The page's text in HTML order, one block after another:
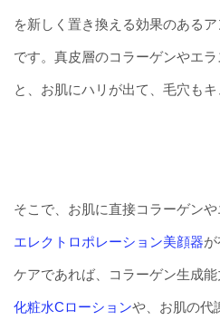
を新しく置き換える効果のある
です。真皮層のコラーゲンやエ
と、お肌にハリが出て、毛穴もキ
そこで、お肌に直接コラーゲンや
エレクトロポレーション美顔器
ケアであれば、コラーゲン生成能
化粧水Cローションや、お肌の代